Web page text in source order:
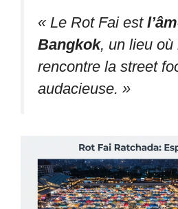
« Le Rot Fai est
Bangkok, un lieu où
rencontre la street
audacieuse. »